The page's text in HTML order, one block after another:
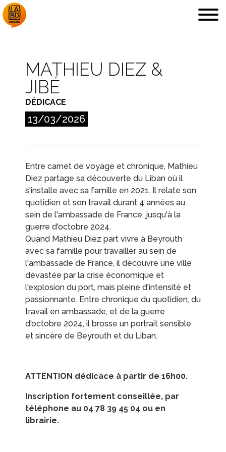
LA LIBRAIRIE
COUPS DE CŒUR ARCHIVES
EN IMAGES CONTACTS/ACCÈS
MATHIEU DIEZ &
JIBÉ
DÉDICACE
13/03/2026
Entre carnet de voyage et chronique, Mathieu
Diez partage sa découverte du Liban où il
s'installe avec sa famille en 2021. Il relate son
quotidien et son travail durant 4 années au
sein de l'ambassade de France, jusqu'à la
guerre d'octobre 2024.
Quand Mathieu Diez part vivre à Beyrouth
avec sa famille pour travailler au sein de
l'ambassade de France, il découvre une ville
dévastée par la crise économique et
l'explosion du port, mais pleine d'intensité et
passionnante. Entre chronique du quotidien, du
travail en ambassade, et de la guerre
d'octobre 2024, il brosse un portrait sensible
et sincère de Beyrouth et du Liban.
ATTENTION dédicace à partir de 16h00.
Inscription fortement conseillée, par
téléphone au 04 78 39 45 04 ou en
librairie.